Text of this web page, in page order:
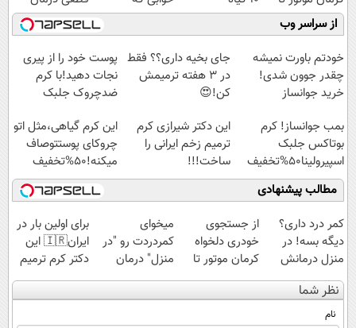
فروش آن،
ساده، بی واسطه
و مستقیم
موثر(تخفیف تا
امشب)
میلیاردر شد.
آموزش رایگان
کنید!
◗پرسش‌نامه◖
از سراسر وب
خودتم باورت نمیشه
چقدر جوون شدی!
خرید جوانساز
ویژه
جای بخیه داری؟؟ فقط
در 3 هفته ترمیمش
کن!😍
پوست خود را از پیری
نجات دهید!با کرم
ضدچروک جلبک
بمب جوانساز! کرم
بوتاکس جلبک
اسپیرولینا50%تخفیف
این دکتر شیرازی کرم
ترمیم زخم ایرانی را
ساخت!!!
این کرم گیاهی،مثل اتو
چروکای پوستتوصاف
میکنه!50%تخفیف
مطالب پیشنهادی
کمر درد داری؟
دیگه بسه! در
منزل درمانش
کن
(◀پرسش‌نامه)
از جستجوی
خودری دلخواه
کرمان موتور تا
فروش آن،
ساده، بی واسطه
میخوای
کمردردت رو "در
منزل" درمان
کنی؟ (◂فیلم +
◂پرسش‌نامه)
برای اولین بار در
ایران🇮🇷 این
دکتر کرم ترمیم
کننده 23 روزه
ساخت!
نظر شما
نام